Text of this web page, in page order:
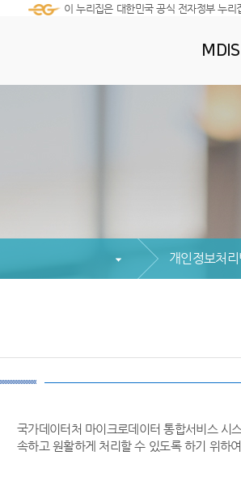
이 누리집은 대한민국 공식 전자정부 누리
개인정보처
국가데이터처 마이크로데이터 통합서비스 시
속하고 원활하게 처리할 수 있도록 하기 위하